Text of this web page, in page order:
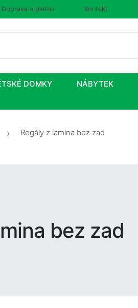
Doprava a platba Kontakt
DOMKY NÁBYTEK
Regály z lamina bez zad
bez zad